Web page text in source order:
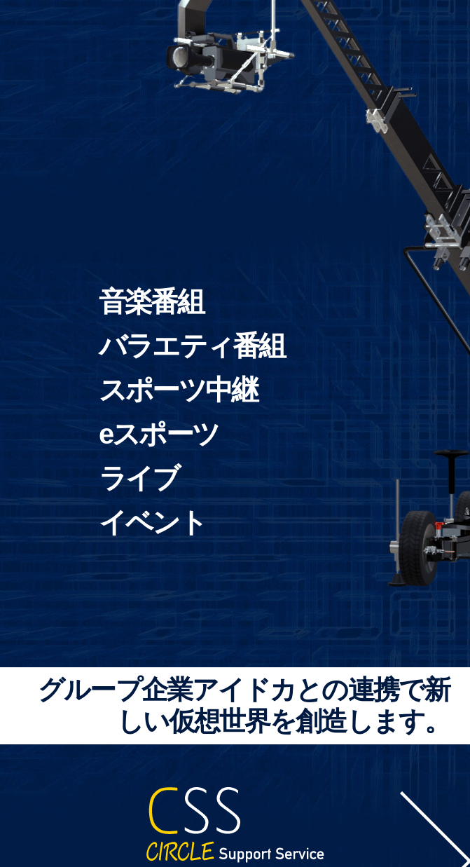
音楽番組
バラエティ番組
スポーツ中継
eスポーツ
ライブ
イベント
グループ企業アイドカとの連携で新
しい仮想世界を創造します。